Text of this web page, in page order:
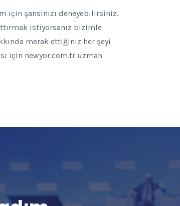
için şansınızı deneyebilirsiniz.
istiyorsanız bizimle
merak ettiğiniz her şeyi
için newyor.com.tr uzman